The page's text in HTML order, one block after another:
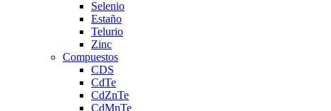
Selenio
Estaño
Telurio
Zinc
Compuestos
CDS
CdTe
CdZnTe
CdMnTe